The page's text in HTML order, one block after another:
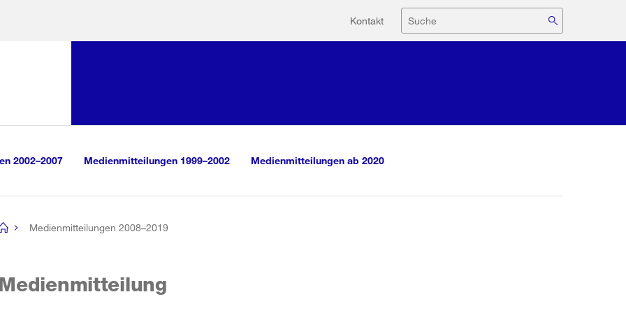
Hilfsnavigation
Kontakt Suche
2002–2007 Medienmitteilungen 1999–2002 Medienmitteilungen ab 2020
Medienmitteilungen 2008–2019